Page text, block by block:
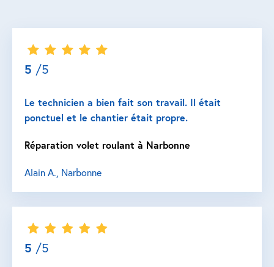
5 /5
Le technicien a bien fait son travail. Il était
ponctuel et le chantier était propre.
Réparation volet roulant à Narbonne
Alain A., Narbonne
5 /5